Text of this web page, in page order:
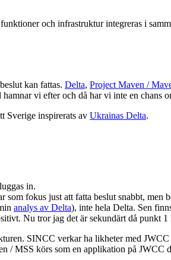
och infrastruktur integreras i
kan fattas. Delta, Project Maven /
vi efter och då har vi inte en chans
Sverige inspirerats av Ukrainas Delta.
in.
som fokus just att fatta beslut snabbt, men
analys av Delta), inte hela Delta. Sen
Nu tror jag det är sekundärt då punkt 1
SINCC verkar ha likheter med JWCC
/ MSS körs som en applikation på JWCC